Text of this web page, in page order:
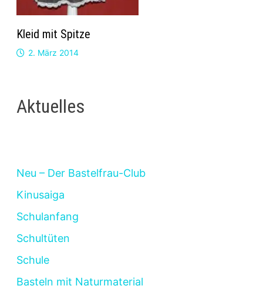
Kleid mit Spitze
2. März 2014
Aktuelles
Neu – Der Bastelfrau-Club
Kinusaiga
Schulanfang
Schultüten
Schule
Basteln mit Naturmaterial